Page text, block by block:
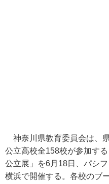
神奈川県教育委員会は、
公立高校全158校が参加す
公立展」を6月18日、パシフ
横浜で開催する。各校のブ